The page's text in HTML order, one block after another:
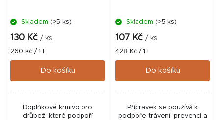
Skladem (>5 ks)
130 Kč / ks
Měrná
cena:
260 Kč / 1 l
Do košíku
Doplňkové krmivo pro
drůbež, které podpoří
Skladem (>5 ks)
107 Kč / ks
Měrná
cena:
428 Kč / 1 l
Do košíku
Přípravek se používá k
podpoře trávení, prevenci a